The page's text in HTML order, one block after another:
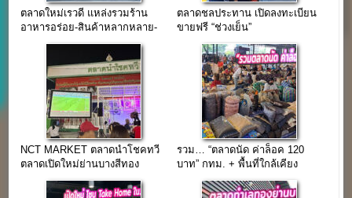
ตลาดใหม่เรวดี แหล่งรวมร้าน
อาหารอร่อย-สินค้าหลากหลาย-
ตลาดชลประทาน เปิดลงทะเบียน
ขายฟรี “ช่วงเย็น”
NCT MARKET ตลาดนำโชคทวี
ตลาดเปิดใหม่ย่านบางสีทอง
รวม… “ตลาดนัด ค่าล็อค 120
บาท” กทม. + พื้นที่ใกล้เคียง